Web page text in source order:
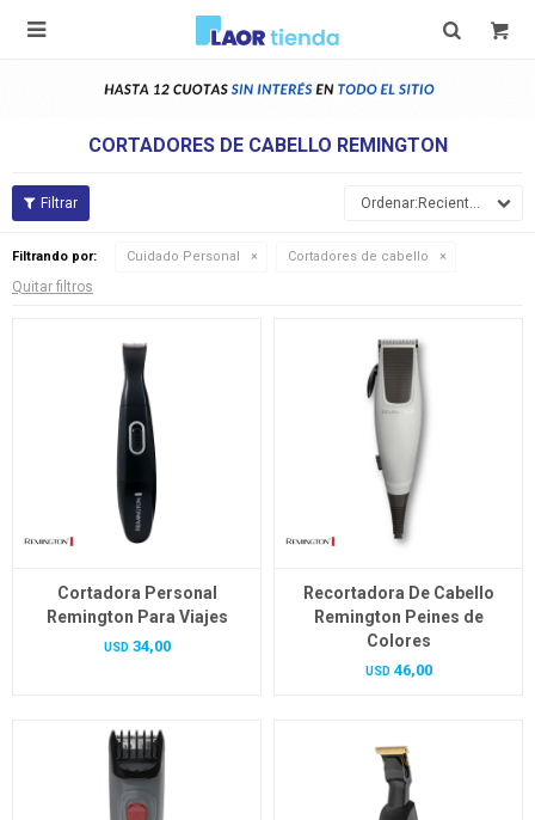

CORTADORES DE CABELLO REMINGTON
Recientes
Filtrando por: Cuidado Personal Cortadores de cabello
Quitar filtros
Cortadora Personal
Remington Para Viajes
USD 34,00
Recortadora De Cabello
Remington Peines de
Colores
USD 46,00